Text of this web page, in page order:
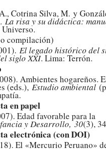
Cotrina Silva, M. y
La risa y su didáctica:
compilación)
El legado histórico del
siglo XXI. Lima: Terrón.
Ambientes hogareños.
(eds.), Estudio ambiental
en papel
Edad favorable para la
y Desarrollo, 30(3),
electrónica (con DOI)
El «Mercurio Peruano»